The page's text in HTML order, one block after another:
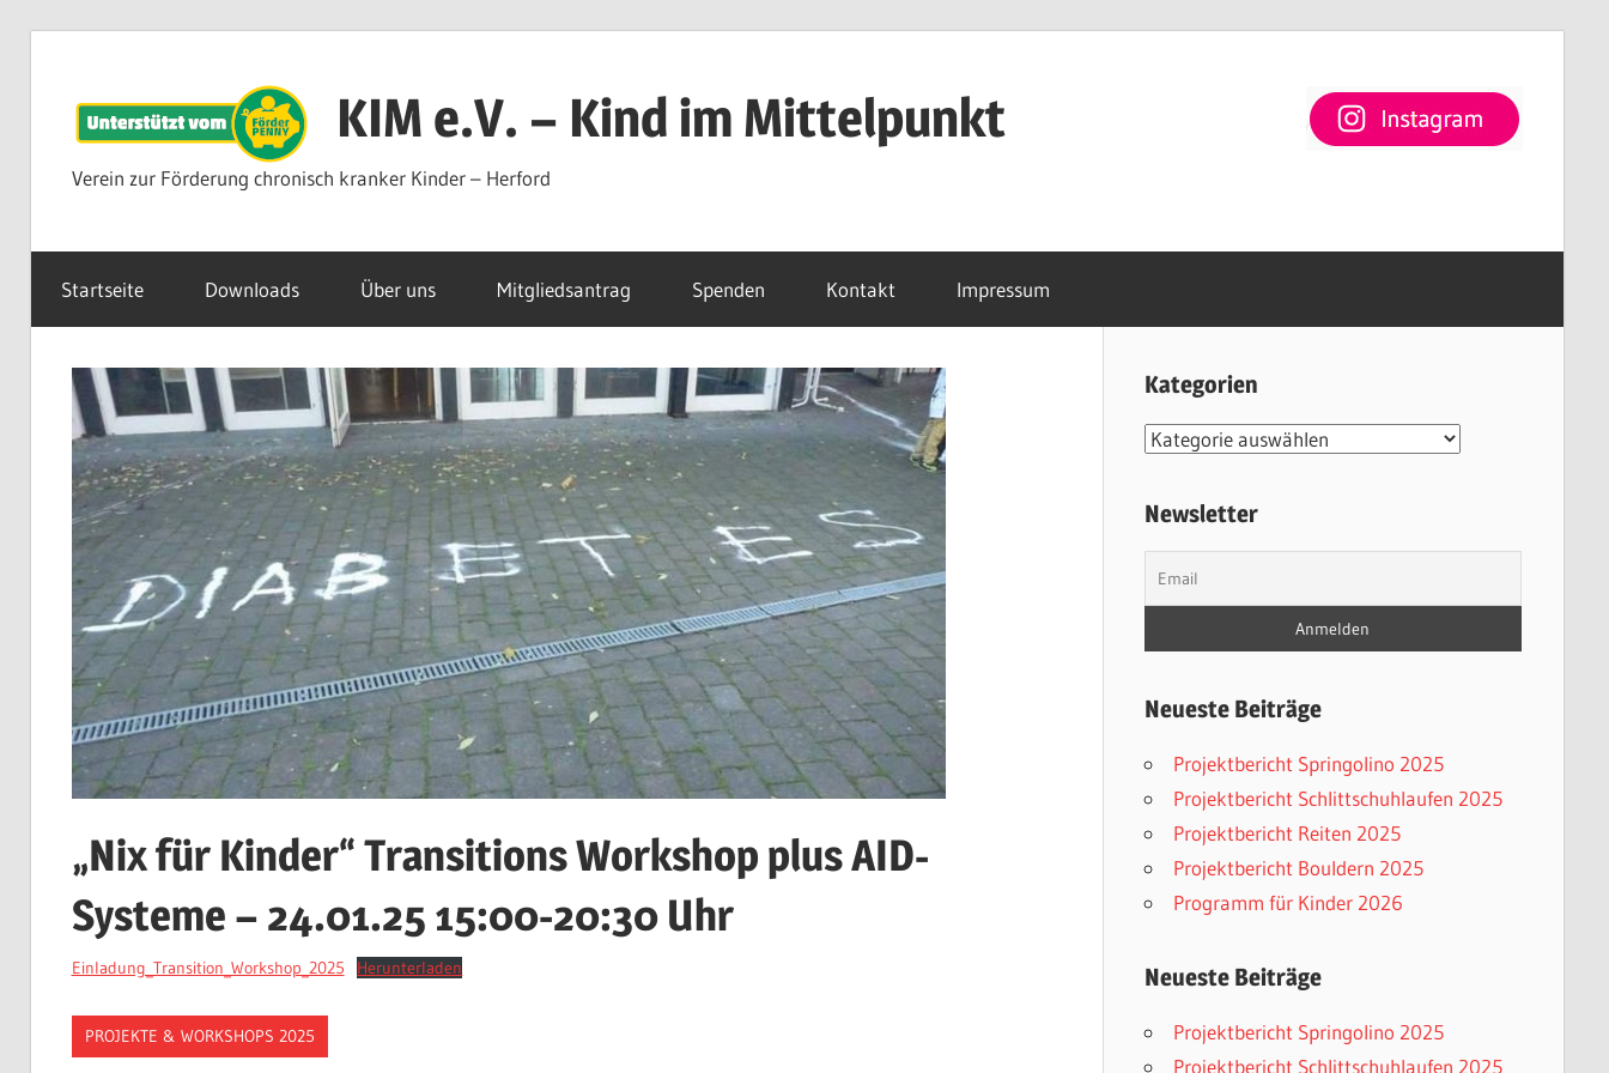
springen
KIM e.V. – Kind im Mittelpunkt
Verein zur Förderung chronisch kranker Kinder – Herford
Startseite Downloads Über uns Mitgliedsantrag Spenden Kontakt Impressum
„Nix für Kinder“ Transitions Workshop plus AID-
Systeme – 24.01.25 15:00-20:30 Uhr
Einladung_Transition_Workshop_2025 Herunterladen
PROJEKTE & WORKSHOPS 2025
Kategorien
Kategorien
Newsletter
Neueste Beiträge
Projektbericht Springolino 2025
Projektbericht Schlittschuhlaufen 2025
Projektbericht Reiten 2025
Projektbericht Bouldern 2025
Programm für Kinder 2026
Neueste Beiträge
Projektbericht Springolino 2025
Projektbericht Schlittschuhlaufen 2025